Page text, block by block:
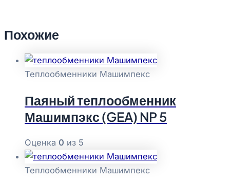
Похожие
Теплообменники Машимпекс
Паяный теплообменник
Машимпэкс (GEA) NP 5
Оценка 0 из 5
Теплообменники Машимпекс